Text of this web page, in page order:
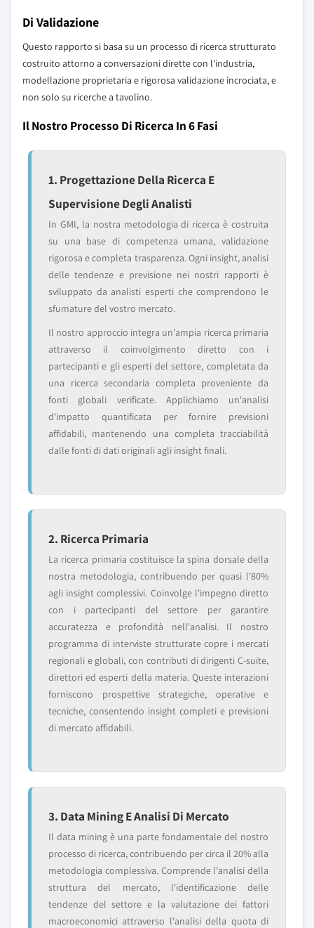
Di Validazione
Questo rapporto si basa su un processo di ricerca strutturato
costruito attorno a conversazioni dirette con l'industria,
modellazione proprietaria e rigorosa validazione incrociata, e
non solo su ricerche a tavolino.
Il Nostro Processo Di Ricerca In 6 Fasi
1. Progettazione Della Ricerca E
Supervisione Degli Analisti
In GMI, la nostra metodologia di ricerca è costruita
su una base di competenza umana, validazione
rigorosa e completa trasparenza. Ogni insight, analisi
delle tendenze e previsione nei nostri rapporti è
sviluppato da analisti esperti che comprendono le
sfumature del vostro mercato.
Il nostro approccio integra un'ampia ricerca primaria
attraverso il coinvolgimento diretto con i
partecipanti e gli esperti del settore, completata da
una ricerca secondaria completa proveniente da
fonti globali verificate. Applichiamo un'analisi
d'impatto quantificata per fornire previsioni
affidabili, mantenendo una completa tracciabilità
dalle fonti di dati originali agli insight finali.
2. Ricerca Primaria
La ricerca primaria costituisce la spina dorsale della
nostra metodologia, contribuendo per quasi l'80%
agli insight complessivi. Coinvolge l'impegno diretto
con i partecipanti del settore per garantire
accuratezza e profondità nell'analisi. Il nostro
programma di interviste strutturate copre i mercati
regionali e globali, con contributi di dirigenti C-suite,
direttori ed esperti della materia. Queste interazioni
forniscono prospettive strategiche, operative e
tecniche, consentendo insight completi e previsioni
di mercato affidabili.
3. Data Mining E Analisi Di Mercato
Il data mining è una parte fondamentale del nostro
processo di ricerca, contribuendo per circa il 20% alla
metodologia complessiva. Comprende l'analisi della
struttura del mercato, l'identificazione delle
tendenze del settore e la valutazione dei fattori
macroeconomici attraverso l'analisi della quota di